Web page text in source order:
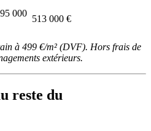
000
513 000 €
à 499 €/m² (DVF). Hors frais de
extérieurs.
reste du